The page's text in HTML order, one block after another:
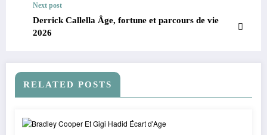
Next post
Derrick Callella Âge, fortune et parcours de vie
2026
RELATED POSTS